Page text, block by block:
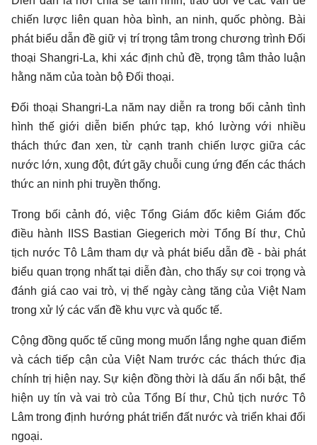
chiến lược liên quan hòa bình, an ninh, quốc phòng. Bài
phát biểu dẫn đề giữ vị trí trọng tâm trong chương trình Đối
thoại Shangri-La, khi xác định chủ đề, trọng tâm thảo luận
hằng năm của toàn bộ Đối thoại.
Đối thoại Shangri-La năm nay diễn ra trong bối cảnh tình
hình thế giới diễn biến phức tạp, khó lường với nhiều
thách thức đan xen, từ cạnh tranh chiến lược giữa các
nước lớn, xung đột, đứt gãy chuỗi cung ứng đến các thách
thức an ninh phi truyền thống.
Trong bối cảnh đó, việc Tổng Giám đốc kiêm Giám đốc
điều hành IISS Bastian Giegerich mời Tổng Bí thư, Chủ
tịch nước Tô Lâm tham dự và phát biểu dẫn đề - bài phát
biểu quan trọng nhất tại diễn đàn, cho thấy sự coi trọng và
đánh giá cao vai trò, vị thế ngày càng tăng của Việt Nam
trong xử lý các vấn đề khu vực và quốc tế.
Cộng đồng quốc tế cũng mong muốn lắng nghe quan điểm
và cách tiếp cận của Việt Nam trước các thách thức địa
chính trị hiện nay. Sự kiện đồng thời là dấu ấn nổi bật, thể
hiện uy tín và vai trò của Tổng Bí thư, Chủ tịch nước Tô
Lâm trong định hướng phát triển đất nước và triển khai đối
ngoại.